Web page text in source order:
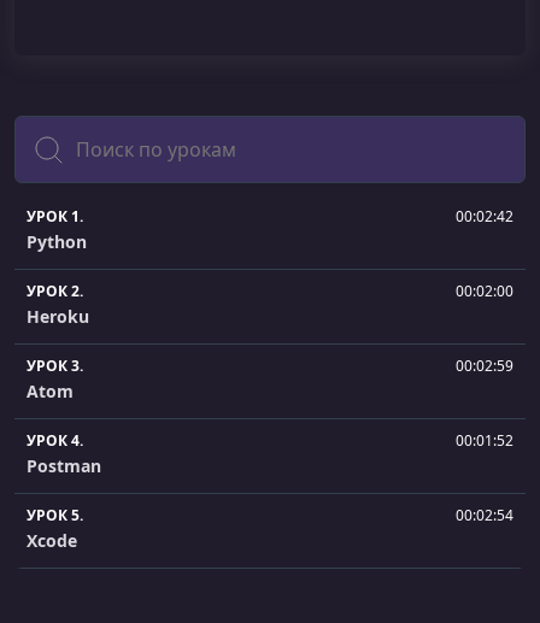
Поиск
УРОК 1. 00:02:42
Python
УРОК 2. 00:02:00
Heroku
УРОК 3. 00:02:59
Atom
УРОК 4. 00:01:52
Postman
УРОК 5. 00:02:54
Xcode